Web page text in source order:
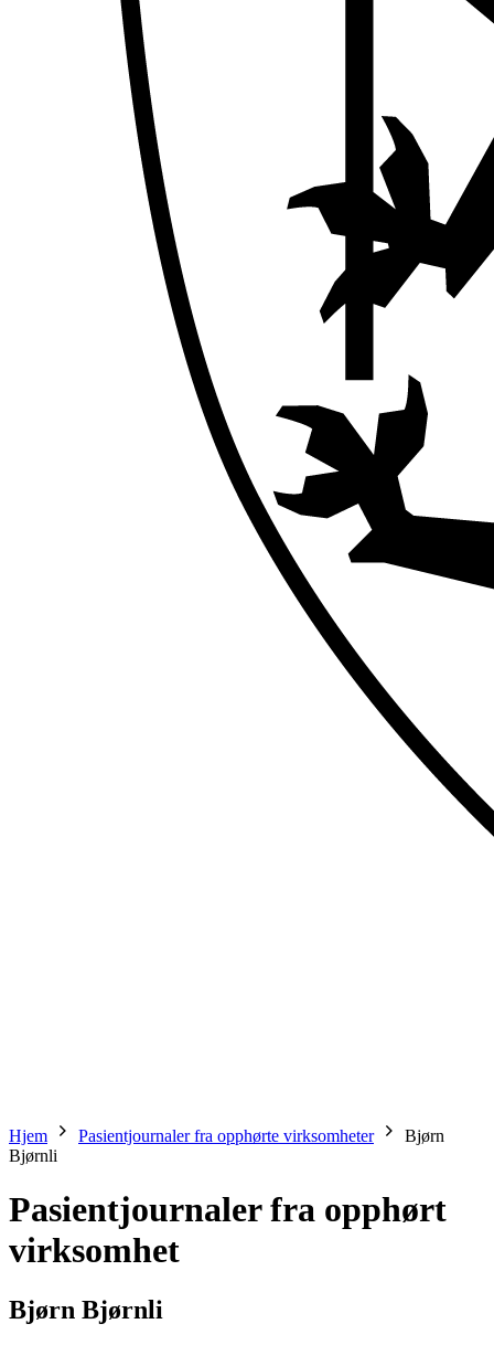
Hjem Pasientjournaler fra opphørte virksomheter
Bjørn
Bjørnli
Pasientjournaler fra opphørt
virksomhet
Bjørn Bjørnli